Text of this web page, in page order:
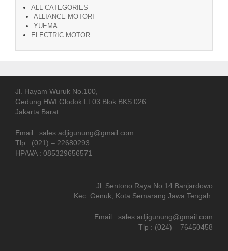
ALL CATEGORIES
ALLIANCE MOTORI
YUEMA
ELECTRIC MOTOR
Jl. Hayam Wuruk No.100,
Gedung HWI Glodok Lt.03 Blok BKS 026
Jakarta Barat.
Email : sales.adjigunung@gmail.com
Tlp : (021) – 22680293
HP/WA : 085329656571
Jl. Sentono Raya No.14 Banjardowo
Kec. Genuk, Kota Semarang Jawa Tengah.
Email : sales.adjigunung@gmail.com
Tlp : (024) – 76450458